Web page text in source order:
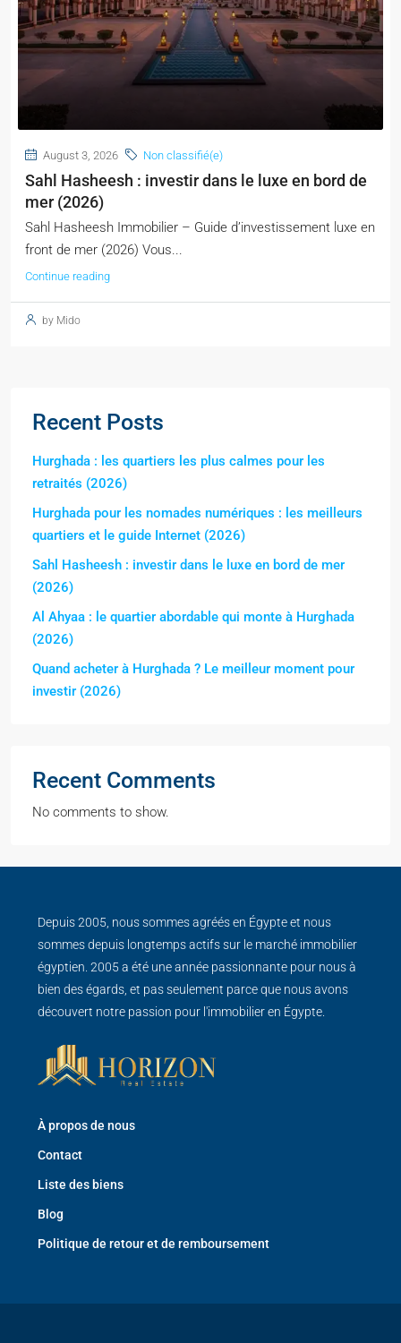
August 3, 2026 Non classifié(e)
Sahl Hasheesh : investir dans le luxe en bord de
mer (2026)
Sahl Hasheesh Immobilier – Guide d’investissement luxe en
front de mer (2026) Vous...
Continue reading
by Mido
Recent Posts
Hurghada : les quartiers les plus calmes pour les
retraités (2026)
Hurghada pour les nomades numériques : les meilleurs
quartiers et le guide Internet (2026)
Sahl Hasheesh : investir dans le luxe en bord de mer
(2026)
Al Ahyaa : le quartier abordable qui monte à Hurghada
(2026)
Quand acheter à Hurghada ? Le meilleur moment pour
investir (2026)
Recent Comments
No comments to show.
Depuis 2005, nous sommes agréés en Égypte et nous
sommes depuis longtemps actifs sur le marché immobilier
égyptien. 2005 a été une année passionnante pour nous à
bien des égards, et pas seulement parce que nous avons
découvert notre passion pour l'immobilier en Égypte.
À propos de nous
Contact
Liste des biens
Blog
Politique de retour et de remboursement